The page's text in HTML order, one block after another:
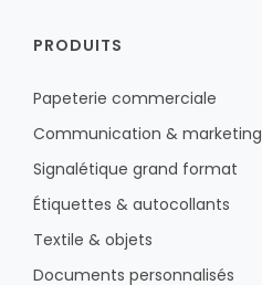
PRODUITS
Papeterie commerciale
Communication & marketing
Signalétique grand format
Étiquettes & autocollants
Textile & objets
Documents personnalisés